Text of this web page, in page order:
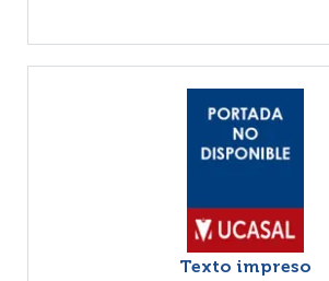
Texto impreso